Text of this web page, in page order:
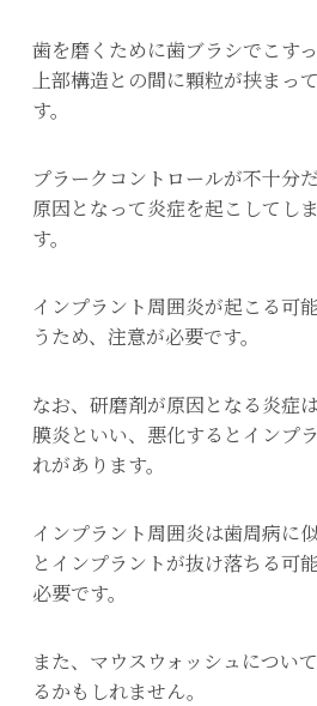
歯を磨くために歯ブラシでこす
上部構造との間に顆粒が挟まっ
す。
プラークコントロールが不十分
原因となって炎症を起こしてし
す。
インプラント周囲炎が起こる可
うため、注意が必要です。
なお、研磨剤が原因となる炎症
膜炎といい、悪化するとインプ
れがあります。
インプラント周囲炎は歯周病に
とインプラントが抜け落ちる可
必要です。
また、マウスウォッシュについ
るかもしれません。